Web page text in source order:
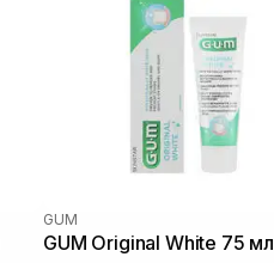
GUM
GUM Original White 75 мл